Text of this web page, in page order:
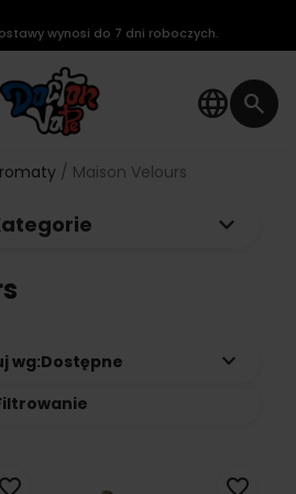
language search
wynosi do 7 dni roboczych.
Maison Velours
keyboard_arrow_down
wg:Dostępne keyboard_arrow_down
favorite_border favorite_border